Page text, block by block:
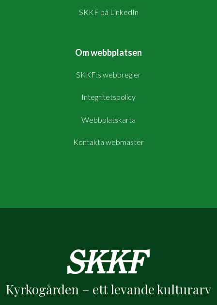
SKKF på LinkedIn
Om webbplatsen
SKKF:s webbregler
Integritetspolicy
Webbplatskarta
Kontakta webmaster
Kyrkogården – ett levande kulturarv